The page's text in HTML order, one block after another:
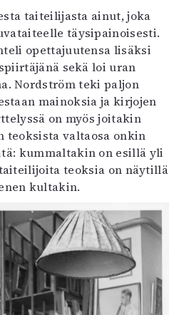
taiteilijasta ainut, joka
täysipainoisesti.
opettajuutensa lisäksi
sekä loi uran
Nordström teki paljon
mainoksia ja kirjojen
on myös joitakin
teoksista valtaosa onkin
kummaltakin on esillä yli
teoksia on näytillä
kultakin.